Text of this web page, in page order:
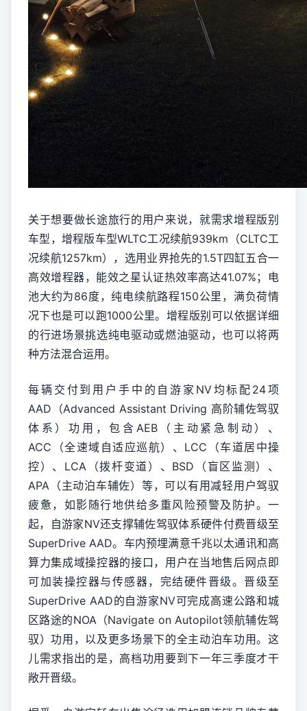
关于想要做长途旅行的用户来说，就需求增程版别
车型，增程版车型WLTC工况续航939km（CLTC工
况续航1257km），选用业界抢先的1.5T四缸五合一
高效增程器，能效之星认证热效率高达41.07%；电
池大约为86度，纯电续航路程150公里，满负荷情
况下也是可以跑1000公里。增程版别可以依据详细
的行进场景挑选纯电驱动或燃油驱动，也可以将两
种方法混合运用。
每辆交付到用户手中的自游家NV均标配24项
AAD（Advanced Assistant Driving 高阶辅佐驾驭
体系）功用，包含AEB（主动紧急制动）、
ACC（全速域自适应巡航）、LCC（车道居中操
控）、LCA（拨杆变道）、BSD（盲区监测）、
APA（主动泊车辅佐）等，可以有用减轻用户驾驭
疲惫，如影随行地供给多重风险预警及防护。一
起，自游家NV还支撑辅佐驾驭体系硬件付费晋级至
SuperDrive AAD。⻋内预埋满意千兆以太通讯和高
算力集成域操控器的接口，用户在当地售后网点即
可加装操控器与传感器，完结硬件晋级。晋级至
SuperDrive AAD的自游家NV可完成高速公路和城
区路途的NOA（Navigate on Autopilot领航辅佐驾
驭）功用，以及更多场景下的全主动泊车功用。这
儿需求指出的是，高档功用要到下一年三季度才干
敞开晋级。